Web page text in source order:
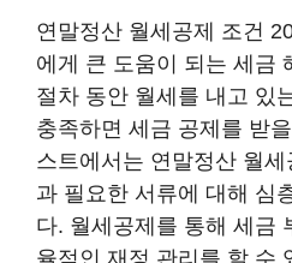
연말정산 월세공제 조건
에게 큰 도움이 되는 세금
절차 동안 월세를 내고 있
충족하면 세금 공제를 받
스트에서는 연말정산 월
과 필요한 서류에 대해 심
다. 월세공제를 통해 세금
율적인 재정 관리를 할 수